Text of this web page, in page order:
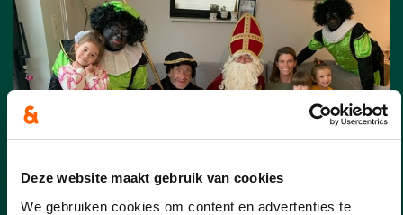
Deze website maakt gebruik van cookies
We gebruiken cookies om content en advertenties te